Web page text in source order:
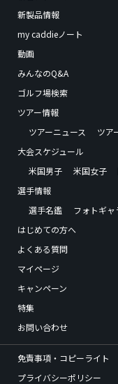
新製品情報
my caddieノート
動画
みんなのQ&A
ゴルフ場検索
ツアー情報
ツアーニュース
ツア
大会スケジュール
米国男子
米国女子
選手情報
選手名鑑
フォトギャ
はじめての方へ
よくある質問
マイページ
キャンペーン
特集
お問い合わせ
免責事項・コピーライト
プライバシーポリシー